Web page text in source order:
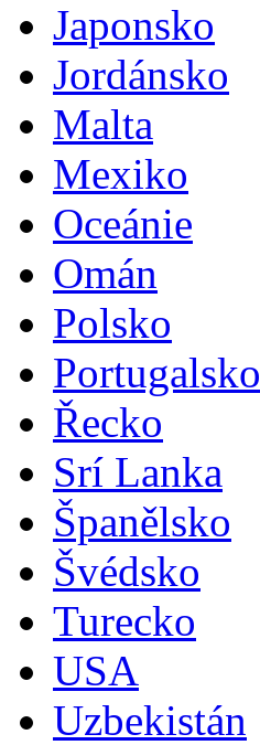
Japonsko
Jordánsko
Malta
Mexiko
Oceánie
Omán
Polsko
Portugalsko
Řecko
Srí Lanka
Španělsko
Švédsko
Turecko
USA
Uzbekistán